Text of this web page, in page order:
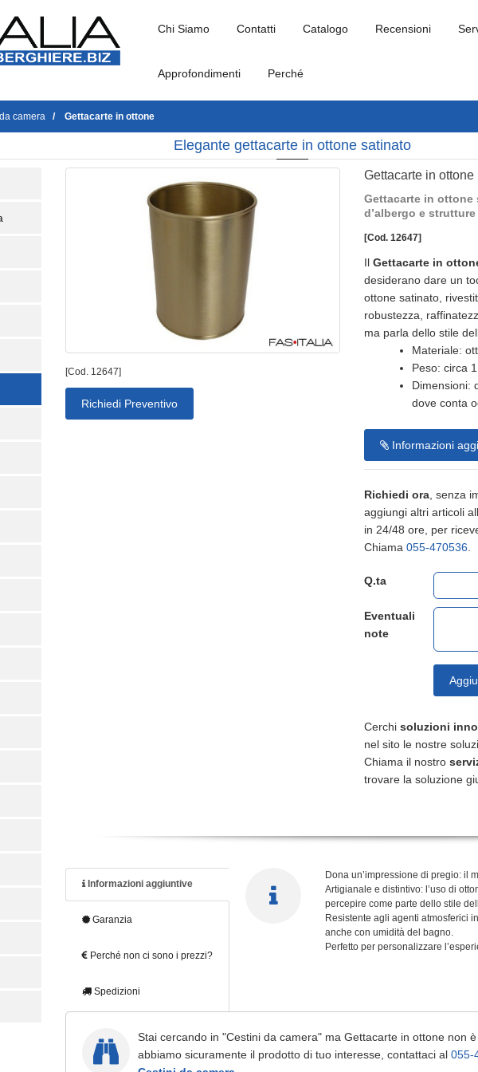
Chi Siamo Contatti Catalogo Recensioni
Approfondimenti Perché
camera Gettacarte in ottone
Elegante gettacarte in ottone satinato
[Cod. 12647]
Richiedi Preventivo
Gettacarte in ottone
Gettacarte in ottone
d’albergo e
[Cod. 12647]
Il Gettacarte in
desiderano dare un
ottone satinato,
robustezza,
ma parla dello stile
Materiale:
Peso: circa
Dimensioni:
dove conta
Informazioni
Richiedi ora , senza
aggiungi altri articoli
in 24/48 ore, per
Chiama 055-470536
Q.ta
Eventuali
note
Cerchi soluzioni
nel sito le nostre
Chiama il nostro
trovare la soluzione
Informazioni aggiuntive
Garanzia
Perché non ci sono i prezzi?
Spedizioni
Dona un’impressione di pregio: il
Artigianale e distintivo: l’uso di
percepire come parte dello stile
Resistente agli agenti atmosferici
anche con umidità del bagno.
Perfetto per personalizzare
Stai cercando in "Cestini da camera" ma Gettacarte in ottone non
abbiamo sicuramente il prodotto di tuo interesse, contattaci al 055-